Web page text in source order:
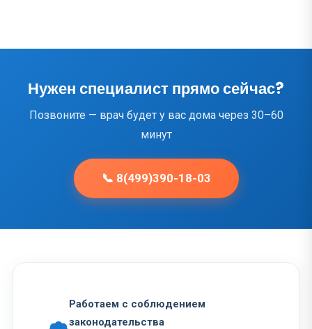
Нужен специалист прямо сейчас?
Позвоните — врач будет у вас дома через 30–60
минут
📞 8(499)390-18-03
Работаем с соблюдением
законодательства